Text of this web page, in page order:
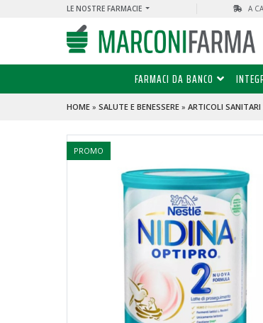
LE NOSTRE FARMACIE A
FARMACI DA BANCO
HOME» SALUTE E BENESSERE» ARTICOLI SANITARI
PROMO